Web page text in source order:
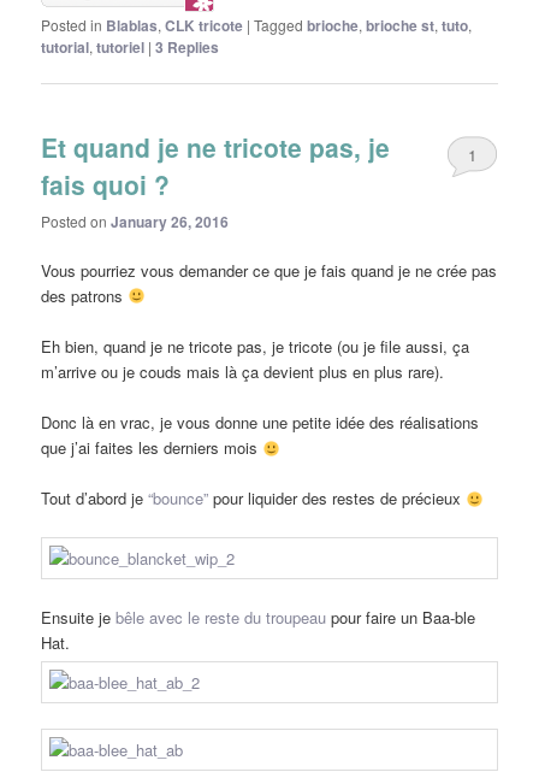
Posted in Blablas,CLK tricote |Tagged brioche,brioche st,tuto,
tutorial,tutoriel |3 Replies
Et quand je ne tricote pas, je
fais quoi ?
Posted onJanuary 26, 2016
1
Vous pourriez vous demander ce que je fais quand je ne crée pas
des patrons
Eh bien, quand je ne tricote pas, je tricote (ou je file aussi, ça
m’arrive ou je couds mais là ça devient plus en plus rare).
Donc là en vrac, je vous donne une petite idée des réalisations
que j’ai faites les derniers mois
Tout d’abord je“bounce” pour liquider des restes de précieux
Ensuite jebêle avec le reste du troupeau pour faire un Baa-ble
Hat.